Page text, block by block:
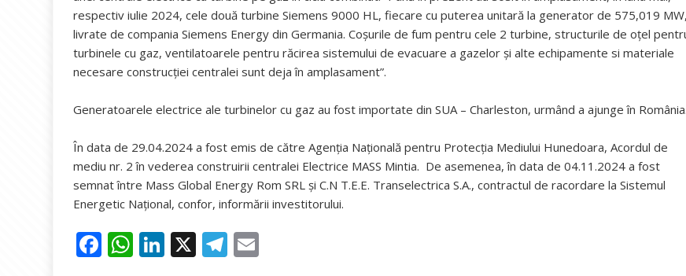
respectiv iulie 2024, cele două turbine Siemens 9000 HL, fiecare cu puterea unitară la generator de 575,019 MW,
livrate de compania Siemens Energy din Germania. Coșurile de fum pentru cele 2 turbine, structurile de oțel
turbinele cu gaz, ventilatoarele pentru răcirea sistemului de evacuare a gazelor și alte echipamente si materiale
necesare construcției centralei sunt deja în amplasament”.
Generatoarele electrice ale turbinelor cu gaz au fost importate din SUA – Charleston, urmând a ajunge în România.
În data de 29.04.2024 a fost emis de către Agenția Națională pentru Protecția Mediului Hunedoara, Acordul de
mediu nr. 2 în vederea construirii centralei Electrice MASS Mintia. De asemenea, în data de 04.11.2024 a fost
semnat între Mass Global Energy Rom SRL și C.N T.E.E. Transelectrica S.A., contractul de racordare la Sistemul
Energetic Național, confor, informării investitorului.
F W Li X T